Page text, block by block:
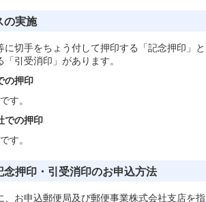
の実施
に切手をちょう付して押印する「記念押印」
「引受消印」があります。
の押印
す。
での押印
す。
念押印・引受消印のお申込方法
、お申込郵便局及び郵便事業株式会社支店を